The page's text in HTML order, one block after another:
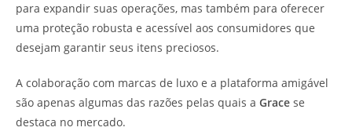
para expandir suas operações, mas também para oferecer
uma proteção robusta e acessível aos consumidores que
desejam garantir seus itens preciosos.
A colaboração com marcas de luxo e a plataforma amigável
são apenas algumas das razões pelas quais a Grace se
destaca no mercado.